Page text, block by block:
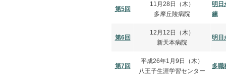
第5回
11月28日（木）
多摩丘陵病院
明日
練
第6回
12月12日（木）
新天本病院
明日
第7回
平成26年1月9日（木）
八王子生涯学習センター
多職